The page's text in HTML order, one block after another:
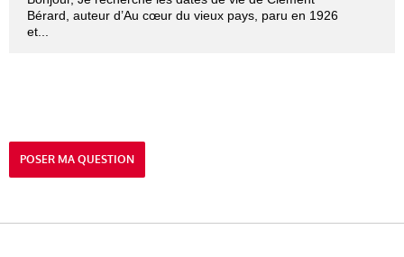
Bérard, auteur d’Au cœur du vieux pays, paru en 1926
et...
POSER MA QUESTION